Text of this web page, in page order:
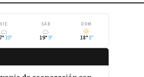
VIE
10°
SÁB
19° 9°
DOM
18° 8°